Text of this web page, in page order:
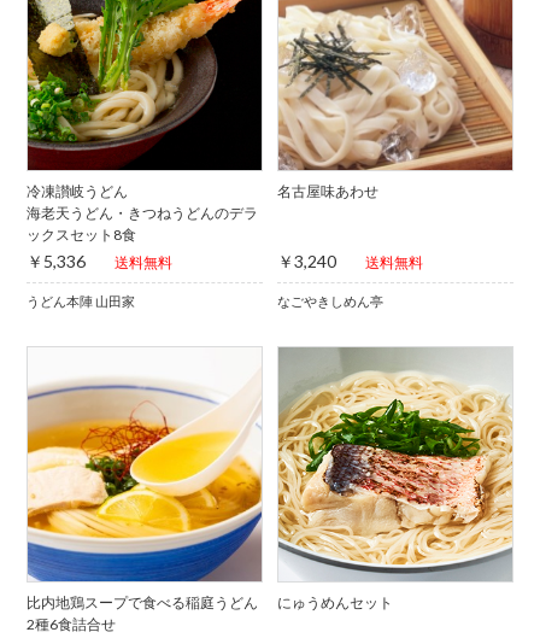
冷凍讃岐うどん
海老天うどん・きつねうどんのデラ
ックスセット8食
￥5,336 送料無料
うどん本陣 山田家
名古屋味あわせ
￥3,240 送料無料
なごやきしめん亭
比内地鶏スープで食べる稲庭うどん
2種6食詰合せ
にゅうめんセット